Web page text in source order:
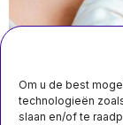
Om u de best
technologieën
slaan en/of te